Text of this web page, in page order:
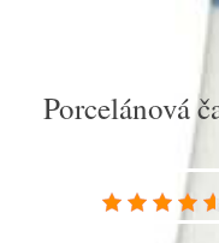
Porcelánová